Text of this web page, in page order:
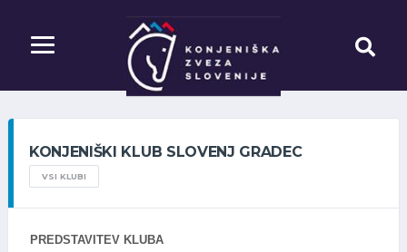
KONJENIŠKI KLUB SLOVENJ GRADEC
VSI KLUBI
PREDSTAVITEV KLUBA